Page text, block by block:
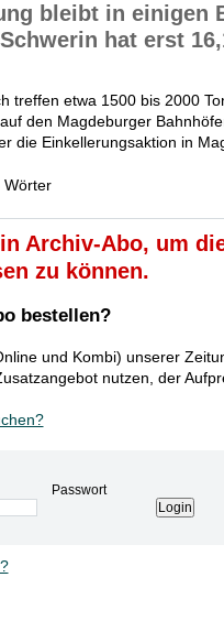
bleibt in einigen
hat erst
treffen etwa 1500 bis 2000
den Magdeburger
die Einkellerungsaktion in
Wörter
Archiv-Abo, um
zu können.
bestellen?
und Kombi) unserer
nutzen, der
Passwort